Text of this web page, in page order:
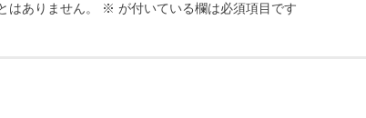
はありません。 ※ が付いている欄は必須項目です